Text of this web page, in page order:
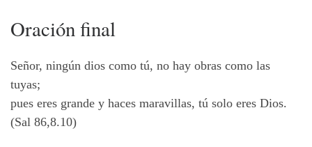
Oración final
Señor, ningún dios como tú, no hay obras como las
tuyas;
pues eres grande y haces maravillas, tú solo eres Dios.
(Sal 86,8.10)